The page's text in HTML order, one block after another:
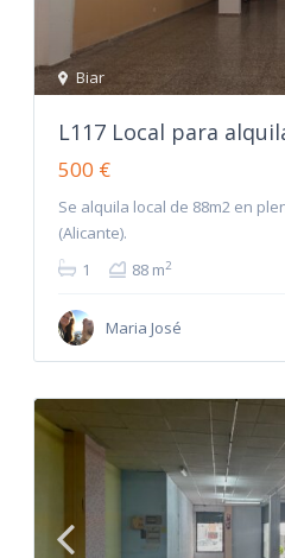
Biar
L117 Local para
500 €
Se alquila local de 88m2 en
(Alicante).
1
88 m2
Maria José